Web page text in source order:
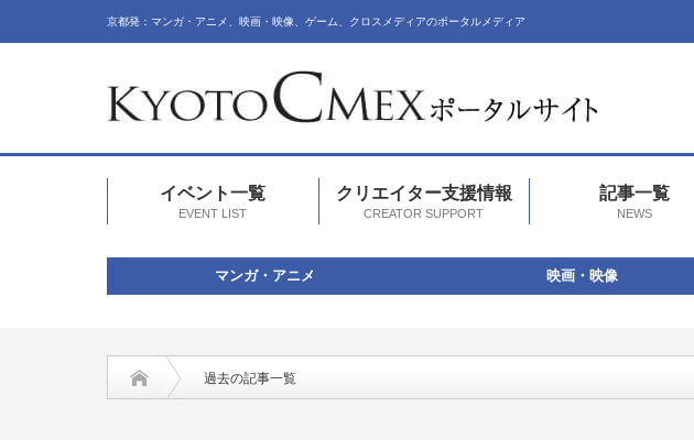
京都発：マンガ・アニメ、映画・映像、ゲーム、クロスメディアのポータルメディア
イベント一覧
EVENT LIST
クリエイター支援情報
CREATOR SUPPORT
記事一覧
NEWS
マンガ・アニメ 映画・映像
過去の記事一覧